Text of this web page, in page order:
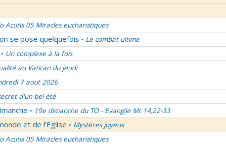
Acutis 05 Miracles eucharistiques
se pose quelquefois • Le combat ultime
• Un complexe à la fois
au Vatican du jeudi
7 aout 2026
d'un bel été
• 19e dimanche du TO - Evangile Mt 14,22-33
et de l'Eglise • Mystères joyeux
Acutis 05 Miracles eucharistiques